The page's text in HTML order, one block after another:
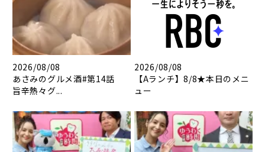
2026/08/08
あさみのグルメ酒#第14話
旨辛熱々グ...
2026/08/08
【Aランチ】8/8★本日のメニ
ュー